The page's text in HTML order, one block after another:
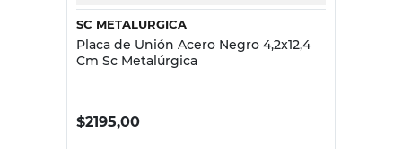
SC METALURGICA
Placa de Unión Acero Negro 4,2x12,4
Cm Sc Metalúrgica
$2195,00